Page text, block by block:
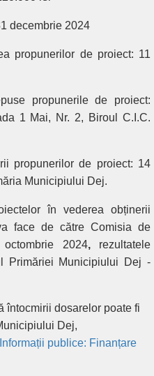
decembrie 2024
propunerilor de proiect: 11
propunerile de proiect:
1 Mai, Nr. 2, Biroul C.I.C.
propunerilor de proiect: 14
Municipiului Dej.
în vederea obținerii
face de către Comisia de
octombrie 2024,rezultatele
Primăriei Municipiului Dej -
întocmirii dosarelor poate fi
Dej,
publice: Finanțare